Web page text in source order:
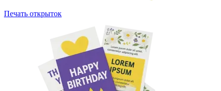
Печать открыток